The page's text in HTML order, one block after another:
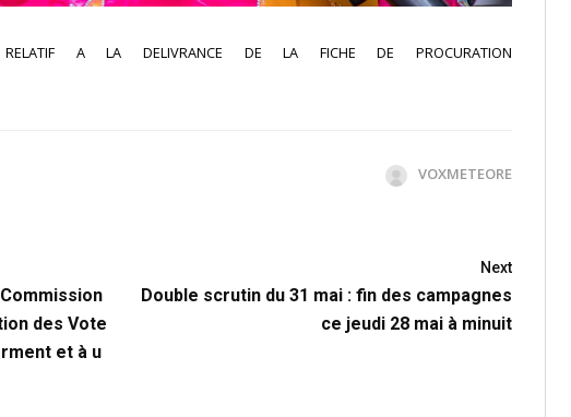
RELATIF A LA DELIVRANCE DE LA FICHE DE PROCURATION
VOXMETEORE
des Vote
et à u
Next
Double scrutin du 31 mai : fin des campagnes
ce jeudi 28 mai à minuit